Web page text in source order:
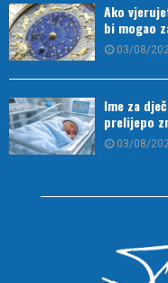
Ako
bi mogao
03/08/
Ime za
prelijepo
03/08/